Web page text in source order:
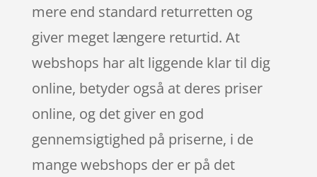
mere end standard returretten og
giver meget længere returtid. At
webshops har alt liggende klar til dig
online, betyder også at deres priser
online, og det giver en god
gennemsigtighed på priserne, i de
mange webshops der er på det